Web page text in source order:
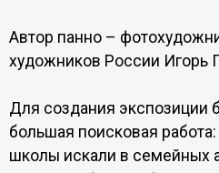
Автор панно –
художников России Игорь
Для создания экспозиции
большая поисковая
школы искали в семейных